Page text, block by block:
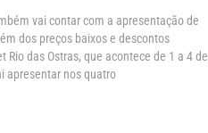
vai contar com a apresentação de
dos preços baixos e descontos
Rio das Ostras, que acontece de 1 a 4 de
apresentar nos quatro